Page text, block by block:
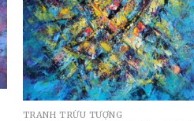
TRANH TRỪU TƯỢNG